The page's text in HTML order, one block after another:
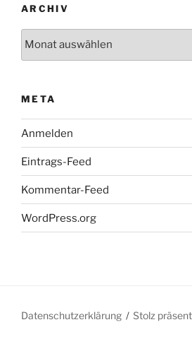
ARCHIV
META
Anmelden
Eintrags-Feed
Kommentar-Feed
WordPress.org
Datenschutzerklärung Stolz